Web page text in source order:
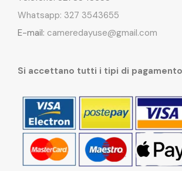
Whatsapp: 327 3543655
E-mail: cameredayuse@gmail.com
Si accettano tutti i tipi di